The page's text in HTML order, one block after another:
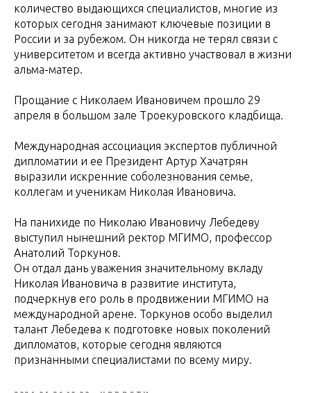
количество выдающихся специалистов, многие из
которых сегодня занимают ключевые позиции в
России и за рубежом. Он никогда не терял связи с
университетом и всегда активно участвовал в жизни
альма-матер.
Прощание с Николаем Ивановичем прошло 29
апреля в большом зале Троекуровского кладбища.
Международная ассоциация экспертов публичной
дипломатии и ее Президент Артур Хачатрян
выразили искренние соболезнования семье,
коллегам и ученикам Николая Ивановича.
На панихиде по Николаю Ивановичу Лебедеву
выступил нынешний ректор МГИМО, профессор
Анатолий Торкунов.
Он отдал дань уважения значительному вкладу
Николая Ивановича в развитие института,
подчеркнув его роль в продвижении МГИМО на
международной арене. Торкунов особо выделил
талант Лебедева к подготовке новых поколений
дипломатов, которые сегодня являются
признанными специалистами по всему миру.